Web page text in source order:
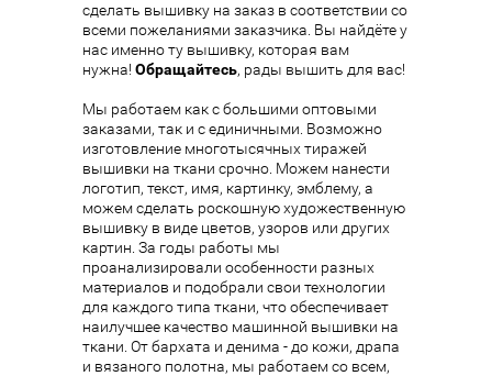
сделать вышивку на заказ в соответствии со
всеми пожеланиями заказчика. Вы найдёте у
нас именно ту вышивку, которая вам
нужна! Обращайтесь, рады вышить для вас!
Мы работаем как с большими оптовыми
заказами, так и с единичными. Возможно
изготовление многотысячных тиражей
вышивки на ткани срочно. Можем нанести
логотип, текст, имя, картинку, эмблему, а
можем сделать роскошную художественную
вышивку в виде цветов, узоров или других
картин. За годы работы мы
проанализировали особенности разных
материалов и подобрали свои технологии
для каждого типа ткани, что обеспечивает
наилучшее качество машинной вышивки на
ткани. От бархата и денима - до кожи, драпа
и вязаного полотна, мы работаем со всем,